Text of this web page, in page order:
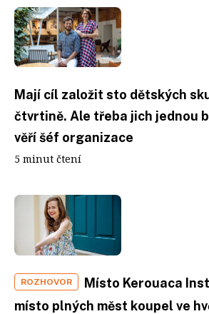
Mají cíl založit sto dětských
čtvrtině. Ale třeba jich jednou
věří šéf organizace
5 minut čtení
ROZHOVOR
Místo Kerouaca
místo plných měst koupel ve